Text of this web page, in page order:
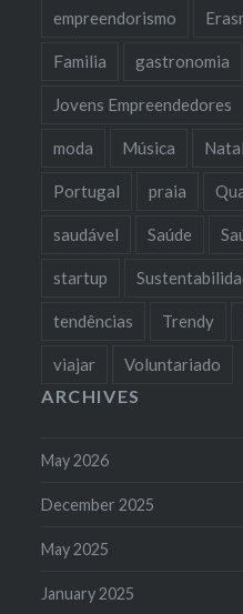
empreendorismo
Familia gastronomia
Jovens Empreendedores
moda Música Natal
Portugal praia
saudável Saúde
startup
tendências Trendy
viajar Voluntariado
ARCHIVES
May 2026
December 2025
May 2025
January 2025